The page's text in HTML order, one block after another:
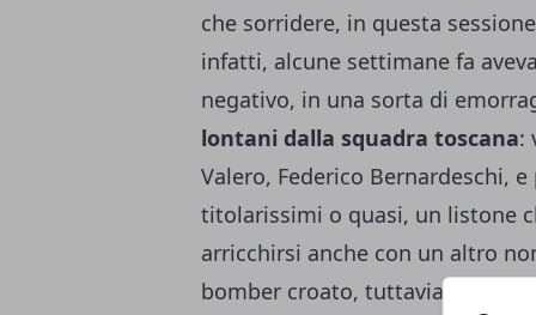
che sorridere, in questa
infatti, alcune settimane fa
negativo, in una sorta di
lontani dalla squadra toscana:
Valero, Federico Bernardeschi,
titolarissimi o quasi, un listone
arricchirsi anche con un altro
bomber croato, tuttavia, sarà